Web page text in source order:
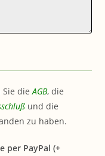
Sie dieAGB, die
und die
zu haben.
per PayPal (+